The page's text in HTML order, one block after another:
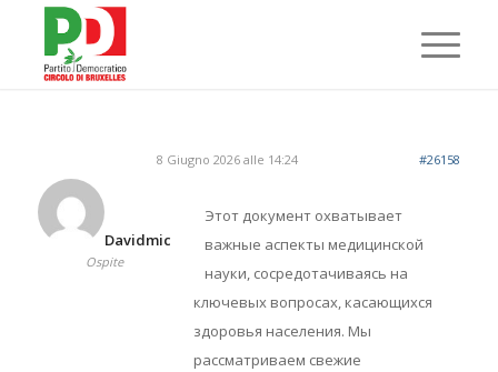
8 Giugno 2026 alle 14:24 #26158
Davidmic
Ospite
Этот документ охватывает
важные аспекты медицинской
науки, сосредотачиваясь на
ключевых вопросах, касающихся
здоровья населения. Мы
рассматриваем свежие